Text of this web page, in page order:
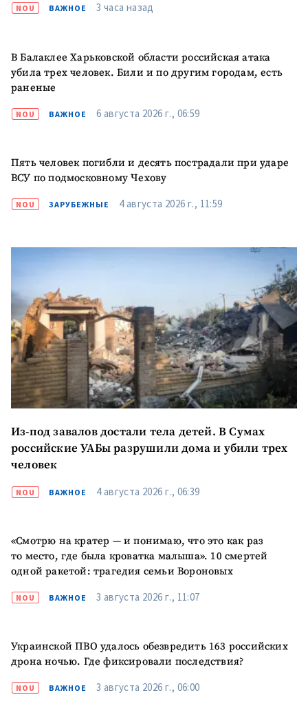
информацию
în Română in English
NOU ВАЖНОЕ 3 часа назад
В Балаклее Харьковской области российская атака
убила трех человек. Били и по другим городам, есть
раненые
NOU ВАЖНОЕ 6 августа 2026 г., 06:59
Пять человек погибли и десять пострадали при ударе
ВСУ по подмосковному Чехову
NOU ЗАРУБЕЖНЫЕ 4 августа 2026 г., 11:59
Из-под завалов достали тела детей. В Сумах
российские УАБы разрушили дома и убили трех
человек
NOU ВАЖНОЕ 4 августа 2026 г., 06:39
«Смотрю на кратер — и понимаю, что это как раз
то место, где была кроватка малыша». 10 смертей
одной ракетой: трагедия семьи Вороновых
NOU ВАЖНОЕ 3 августа 2026 г., 11:07
Украинской ПВО удалось обезвредить 163 российских
дрона ночью. Где фиксировали последствия?
NOU ВАЖНОЕ 3 августа 2026 г., 06:00
Заголовок новости
+ Добавить
заголовок
Фотография
изображение
+ Добавить текст